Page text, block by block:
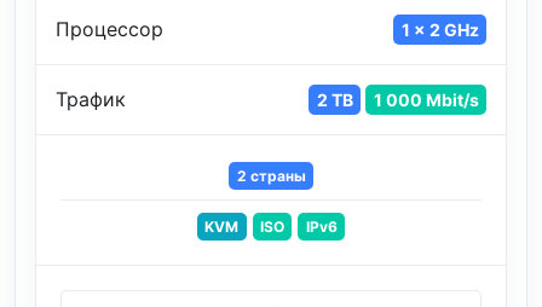
Процессор 1 x 2 GHz
Трафик 2 TB 1 000 Mbit/s
2 страны
KVM ISO IPv6